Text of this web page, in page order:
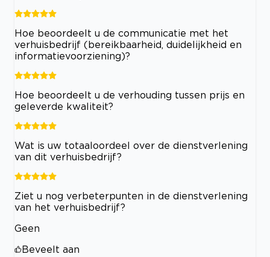
Hoe beoordeelt u de communicatie met het
verhuisbedrijf (bereikbaarheid, duidelijkheid en
informatievoorziening)?
Hoe beoordeelt u de verhouding tussen prijs en
geleverde kwaliteit?
Wat is uw totaaloordeel over de dienstverlening
van dit verhuisbedrijf?
Ziet u nog verbeterpunten in de dienstverlening
van het verhuisbedrijf?
Geen
Beveelt aan